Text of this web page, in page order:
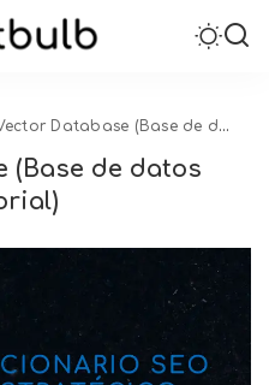
Database (Base de datos vectorial)
(Base de datos